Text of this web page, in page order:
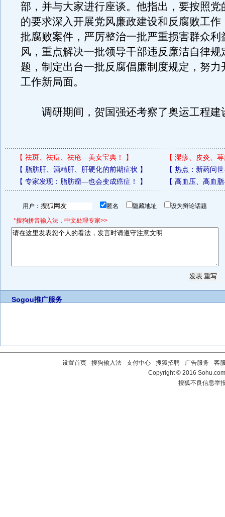
部，并与大家进行座谈。他指出，要按照党
的要求深入开展党风廉政建设和反腐败工作
批腐败案件，严厉整治一批严重损害群众利
风，重点解决一批领导干部违反廉洁自律规
题，制定出台一批反腐倡廉制度规定，努力
工作新局面。
调研期间，贺国强还考察了奥运工程建
【 祛斑、祛痘、祛疮—美女宝典！ 】 【 湿疹、皮炎、
【 脂肪肝、酒精肝、肝硬化的前期症状 】 【 热点：新药问
【 专家发现：脂肪瘤—也会变成癌症！ 】 【 高血压、高血
用户： 匿名 隐藏地址 设为辩论话题
*搜狗拼音输入法，中文处理专家>>
Sogou推广服务
设置首页 - 搜狗输入法 - 支付中心 - 搜狐招聘 - 广告服务 - 客
Copyright©2016
搜狐不良信息举